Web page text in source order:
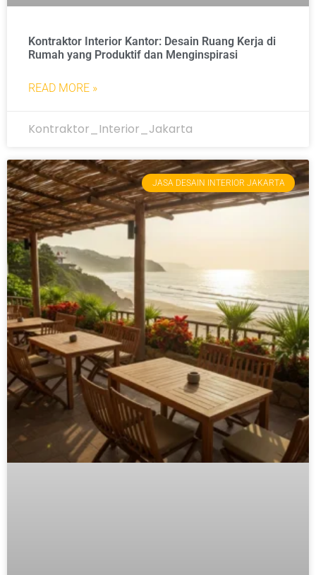
Kontraktor Interior Kantor: Desain Ruang Kerja di
Rumah yang Produktif dan Menginspirasi
READ MORE »
Kontraktor_Interior_Jakarta
JASA DESAIN INTERIOR JAKARTA